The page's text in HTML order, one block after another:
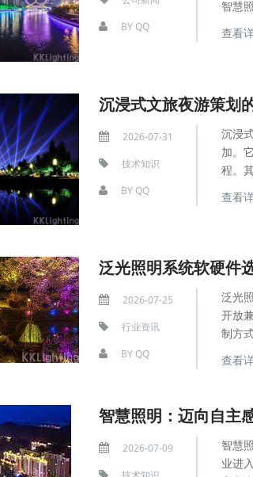
BY QQ
智慧
查看
沉浸式文旅夜游策划
2026-07-31
技术知识
BY QQ
沉浸
加。
程。
查看
泛光照明系统软硬件
2026-07-25
行业资讯
BY QQ
泛光
开放
制方
查看
智慧照明：迈向自主
2026-07-09
智慧
业进